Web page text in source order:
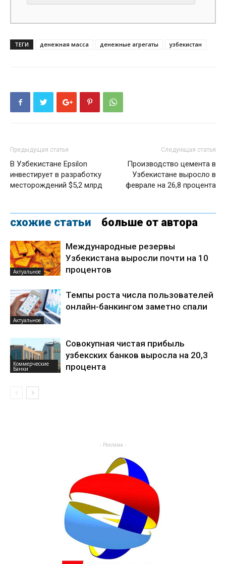
ТЕГИ денежная масса денежные агрегаты узбекистан
Предыдущая статья
В Узбекистане Epsilon
инвестирует в разработку
месторождений $5,2 млрд
Следующая статья
Производство цемента в
Узбекистане выросло в
феврале на 26,8 процента
схожие статьи больше от автора
Актуальное
Международные резервы
Узбекистана выросли почти на 10
процентов
Актуальное
Темпы роста числа пользователей
онлайн-банкингом заметно спали
Коммерческие
Банки
Совокупная чистая прибыль
узбекских банков выросла на 20,3
процента
- Реклама -